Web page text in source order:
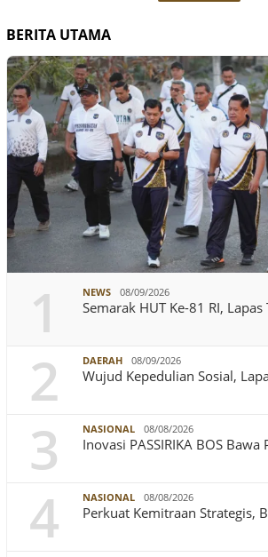
BERITA UTAMA
1 NEWS 08/09/2026
Semarak HUT Ke-81 RI,
2 DAERAH 08/09/2026
Wujud Kepedulian Sosial,
3 NASIONAL 08/08/2026
Inovasi PASSIRIKA BOS
4 NASIONAL 08/08/2026
Perkuat Kemitraan Strategis,